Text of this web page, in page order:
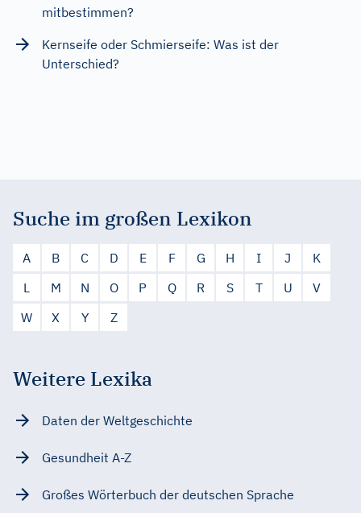
mitbestimmen?
Kernseife oder Schmierseife: Was ist der
Unterschied?
Suche im großen Lexikon
A B C D E F G H I J
K
L
M N O P Q R S T U
V
W
X Y Z
Weitere Lexika
Daten der Weltgeschichte
Gesundheit A-Z
Großes Wörterbuch der deutschen Sprache